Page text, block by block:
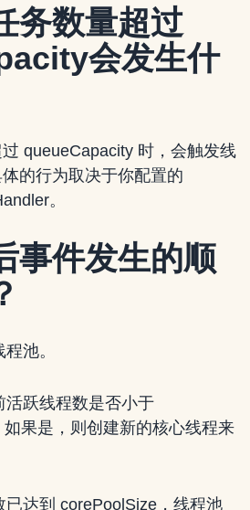
务数量超过
会发生什
queueCapacity 时，会触发线
的行为取决于你配置的
。
事件发生的顺
池。
活跃线程数是否小于
果是，则创建新的核心线程来
已达到 corePoolSize，线程池